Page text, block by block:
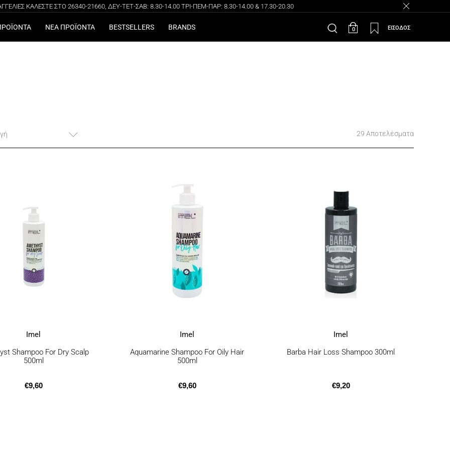
100% ΑΥΘΕΝΤΙΚΑ ΠΡΟΪΟΝΤΑ
ΔΩΡΕΑΝ ΜΕΤΑΦΟΡΙΚΑ ΓΙΑ ΑΓΟΡΕΣ ΑΝΩ ΤΩΝ 49€
ΝΕΑ ΠΡΟΪΟΝΤΑ BESTSELLERS BRANDS 0 ΕΙΣΟΔΟΣ
29 Αποτελέσματα
Imel
Shampoo For Dry Scalp
500ml
€9,60
Imel
Aquamarine Shampoo For Oily Hair
500ml
€9,60
Imel
Barba Hair Loss Shampoo 300ml
€9,20